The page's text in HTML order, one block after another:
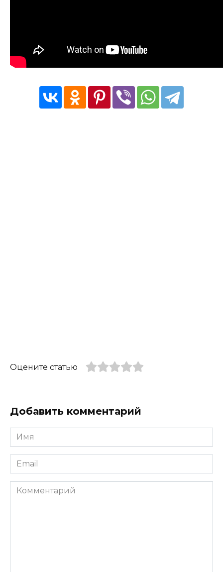
Оцените статью
Добавить комментарий
Имя
*
Email
*
Комментарий